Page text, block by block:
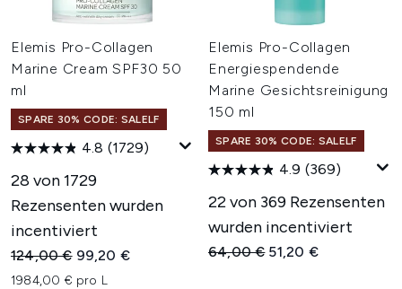
Elemis Pro-Collagen
Marine Cream SPF30 50
ml
SPARE 30% CODE: SALELF
4.8 (1729)
28 von 1729
Rezensenten wurden
incentiviert
Unverbindliche Preisempfehlung:
124,00 € Aktueller Preis:
99,20 €
1984,00 € pro L
Elemis Pro-Collagen
Energiespendende
Marine Gesichtsreinigung
150 ml
SPARE 30% CODE: SALELF
4.9 (369)
22 von 369 Rezensenten
wurden incentiviert
Unverbindliche
64,00 € Aktueller Preis:
51,20 €